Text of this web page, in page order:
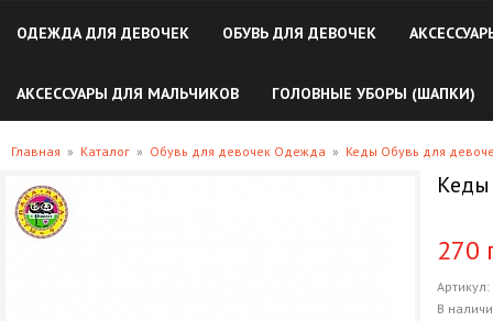
ОДЕЖДА ДЛЯ ДЕВОЧЕК ОБУВЬ ДЛЯ ДЕВОЧЕК
АКСЕССУАРЫ ДЛЯ МАЛЬЧИКОВ ГОЛОВНЫЕ УБОРЫ (ШАПКИ)
Главная » Каталог » Обувь для девочек Одежда » Кеды Обувь для
Кеды
270
Артикул:
В